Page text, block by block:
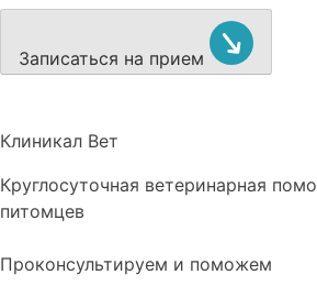
Записаться на прием
Клиникал Вет
Круглосуточная ветеринарная
питомцев
Проконсультируем и поможем